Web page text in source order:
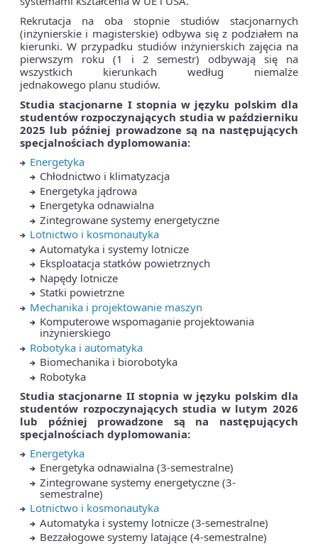
Rekrutacja na oba stopnie studiów stacjonarnych
(inżynierskie i magisterskie) odbywa się z podziałem na
kierunki. W przypadku studiów inżynierskich zajęcia na
pierwszym roku (1 i 2 semestr) odbywają się na
wszystkich kierunkach według niemalże
jednakowego planu studiów.
Studia stacjonarne I stopnia w języku polskim dla
studentów rozpoczynających studia w październiku
2025 lub później prowadzone są na następujących
specjalnościach dyplomowania:
Energetyka
Chłodnictwo i klimatyzacja
Energetyka jądrowa
Energetyka odnawialna
Zintegrowane systemy energetyczne
Lotnictwo i kosmonautyka
Automatyka i systemy lotnicze
Eksploatacja statków powietrznych
Napędy lotnicze
Statki powietrzne
Mechanika i projektowanie maszyn
Komputerowe wspomaganie projektowania
inżynierskiego
Robotyka i automatyka
Biomechanika i biorobotyka
Robotyka
Studia stacjonarne II stopnia w języku polskim dla
studentów rozpoczynających studia w lutym 2026
lub później prowadzone są na następujących
specjalnościach dyplomowania:
Energetyka
Energetyka odnawialna (3-semestralne)
Zintegrowane systemy energetyczne (3-
semestralne)
Lotnictwo i kosmonautyka
Automatyka i systemy lotnicze (3-semestralne)
Bezzałogowe systemy latające (4-semestralne)